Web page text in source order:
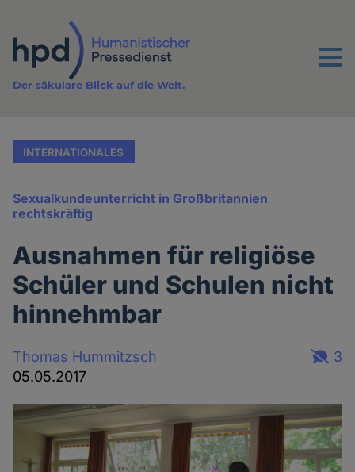
Inhalt
Menu
Der säkulare Blick auf die Welt.
INTERNATIONALES
Sexualkundeunterricht in Großbritannien
rechtskräftig
Ausnahmen für religiöse
Schüler und Schulen nicht
hinnehmbar
Thomas Hummitzsch
05.05.2017
3